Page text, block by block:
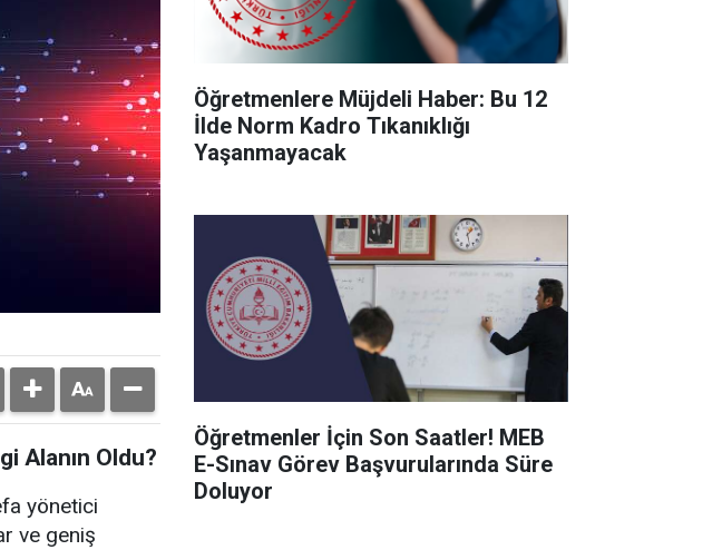
Alanın Oldu?
yönetici
ve geniş
Öğretmenlere Müjdeli Haber: Bu 12
İlde Norm Kadro Tıkanıklığı
Yaşanmayacak
Öğretmenler İçin Son Saatler! MEB
E-Sınav Görev Başvurularında Süre
Doluyor